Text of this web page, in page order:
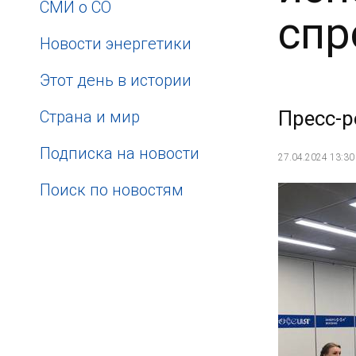
СМИ о СО
Новости энергетики
Этот день в истории
Страна и мир
Подписка на новости
Поиск по новостям
Пресс-
27.04.2024 13:30